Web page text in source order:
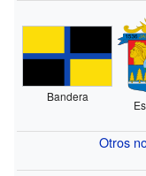
Bandera
Otros